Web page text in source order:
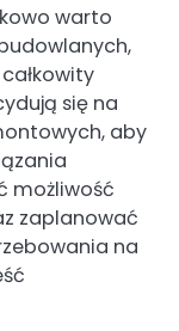
warto
się na
aby
możliwość
zaplanować
na